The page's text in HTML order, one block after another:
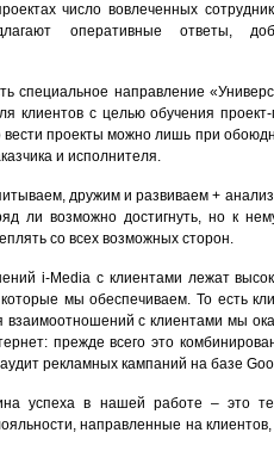
число вовлеченных
оперативные ответы,
специальное направление
клиентов с целью обучения
вести проекты можно лишь при
и исполнителя.
дружим и развиваем +
ли возможно достигнуть, но к
со всех возможных сторон.
i-Media с клиентами лежат
мы обеспечиваем. То есть
взаимоотношений с клиентами мы
прежде всего это
рекламных кампаний на базе
успеха в нашей работе – это
направленные на